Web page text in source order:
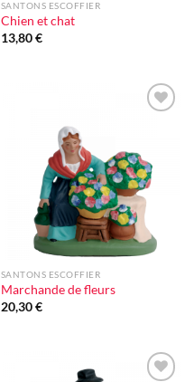
SANTONS ESCOFFIER
Chien et chat
13,80€
SANTONS ESCOFFIER
Marchande de fleurs
20,30€